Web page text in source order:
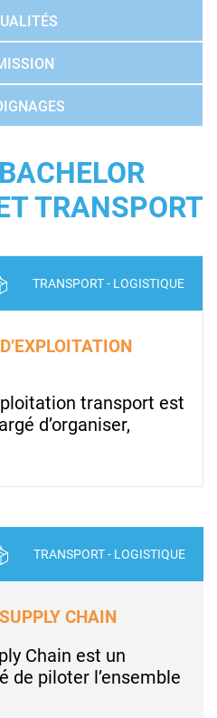
TRANSPORT
TRANSPORT - LOGISTIQUE
transport est
d’organiser,
CHAIN
TRANSPORT - LOGISTIQUE
Chain est un
de piloter l’ensemble